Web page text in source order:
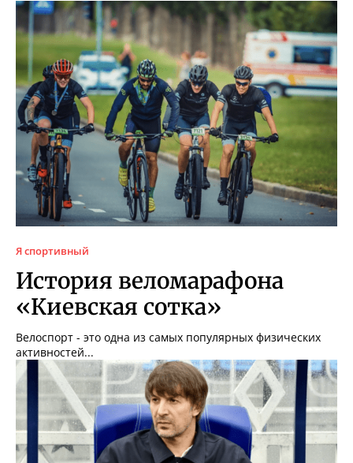
Я спортивный
История веломарафона
«Киевская сотка»
Велоспорт - это одна из самых популярных физических
активностей...